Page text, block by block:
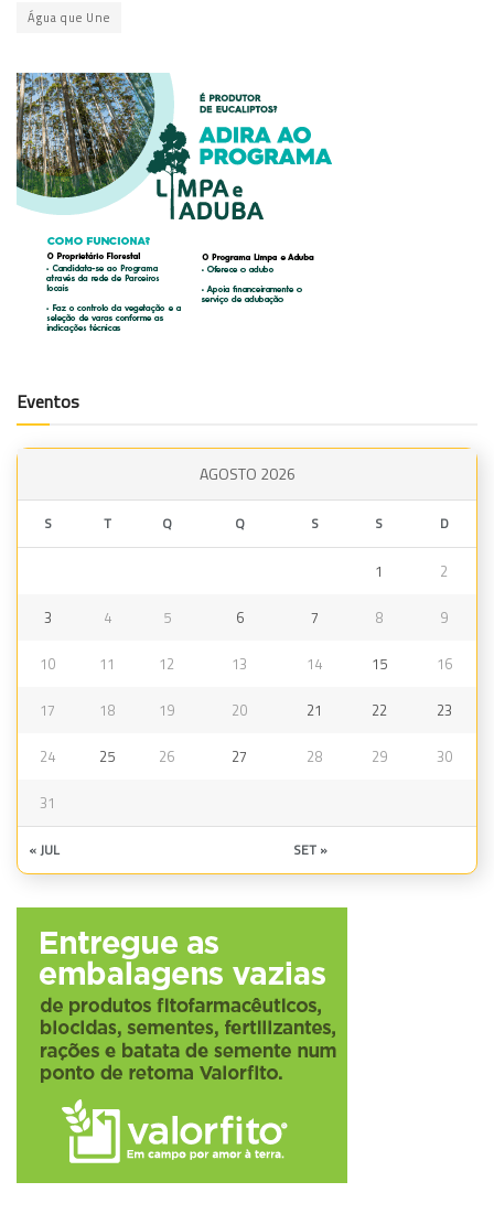
Água que Une
Eventos
AGOSTO 2026
S T Q Q S S D
1 2
3 4 5 6 7 8 9
10 11 12 13 14 15 16
17 18 19 20 21 22 23
24 25 26 27 28 29 30
31
« JUL SET »